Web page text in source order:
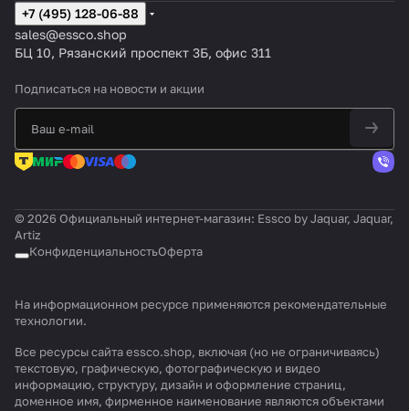
+7 (495) 128-06-88
sales@essco.shop
БЦ 10, Рязанский проспект 3Б, офис 311
Подписаться на новости и акции
© 2026 Официальный интернет-магазин: Essco by Jaquar, Jaquar,
Artiz
КонфиденциальностьОферта
На информационном ресурсе применяются рекомендательные
технологии.
Все ресурсы сайта essco.shop, включая (но не ограничиваясь)
текстовую, графическую, фотографическую и видео
информацию, структуру, дизайн и оформление страниц,
доменное имя, фирменное наименование являются объектами